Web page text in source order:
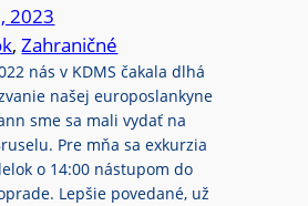
2023
, Zahraničné
nás v KDMS čakala dlhá
našej europoslankyne
sme sa mali vydať na
Pre mňa sa exkurzia
o 14:00 nástupom do
Lepšie povedané, už